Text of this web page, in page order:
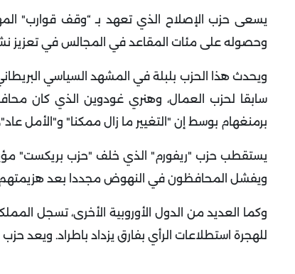
يسعى حزب الإصلاح الذي تعهد بـ “وقف قوارب"
وحصوله على مئات المقاعد في المجالس في تعزيز
ويحدث هذا الحزب بلبلة في المشهد السياسي
سابقا لحزب العمال، وهنري غودوين الذي كان
برمنغهام بوسط إن "التغيير ما زال ممكنا" و"الأمل
ويفشل المحافظون في النهوض مجددا بعد هزيمتهم
وكما العديد من الدول الأوروبية الأخرى، تسجل
للهجرة استطلاعات الرأي بفارق يزداد باطراد. ويعد حزب ريفورم بحسب أرقامه أكثر